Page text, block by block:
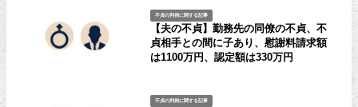
不貞の判例に関する記事
【夫の不貞】勤務先の同僚の不貞、不
貞相手との間に子あり、慰謝料請求額
は1100万円、認定額は330万円
不貞の判例に関する記事